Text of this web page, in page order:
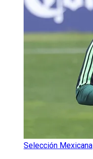
Selección Mexicana